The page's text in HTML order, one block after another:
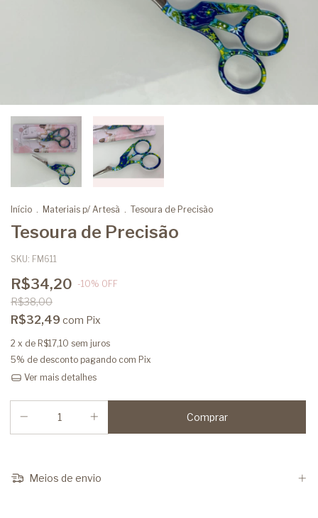
Início . Materiais p/ Artesã . Tesoura de Precisão
Tesoura de Precisão
SKU: FM611
R$34,20 -10% OFF
R$38,00
R$32,49 com Pix
2 x de R$17,10 sem juros
5% de desconto pagando com Pix
Ver mais detalhes
Meios de envio